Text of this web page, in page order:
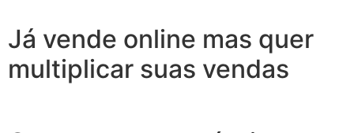
Já vende online mas quer
multiplicar suas vendas